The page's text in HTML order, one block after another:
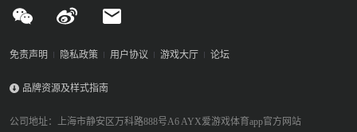
免责声明 隐私政策 用户协议 游戏大厅 论坛
品牌资源及样式指南
公司地址：上海市静安区万科路888号A6 AYX爱游戏体育app官方网站